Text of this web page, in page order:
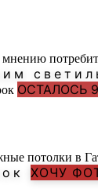
ОСТАЛОСЬ
ХОЧУ